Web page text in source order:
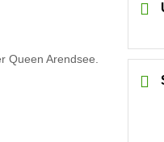
Queen Arendsee.